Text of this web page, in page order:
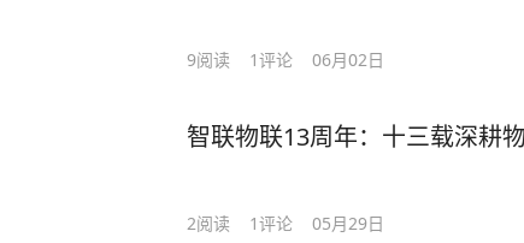
9阅读 1评论 06月02日
智联物联13周年：十三载深耕
2阅读 1评论 05月29日